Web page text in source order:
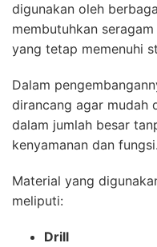
digunakan oleh
membutuhkan
yang tetap memenuhi
Dalam
dirancang agar mudah
dalam jumlah besar
kenyamanan dan fungsi.
Material yang
meliputi:
Drill